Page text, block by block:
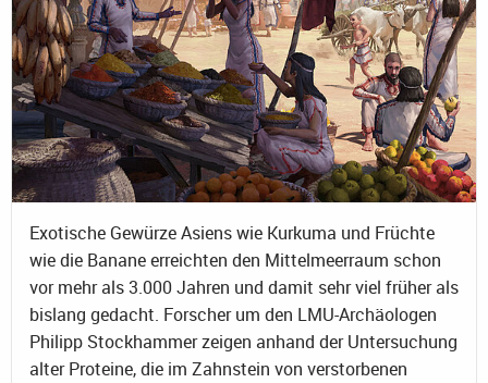
Exotische Gewürze Asiens wie Kurkuma und Früchte
wie die Banane erreichten den Mittelmeerraum schon
vor mehr als 3.000 Jahren und damit sehr viel früher als
bislang gedacht. Forscher um den LMU-Archäologen
Philipp Stockhammer zeigen anhand der Untersuchung
alter Proteine, die im Zahnstein von verstorbenen